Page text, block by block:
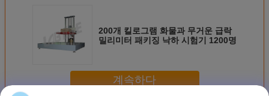
200개 킬로그램 화물과 무거운 급락
밀리미터 패키징 낙하 시험기 1200명
계속하다